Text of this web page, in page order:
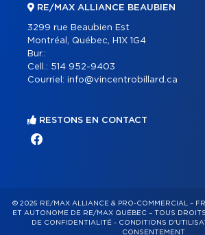
RE/MAX ALLIANCE BEAUBIEN
3299 rue Beaubien Est
Montréal, Québec, H1X 1G4
Bur.:
Cell.: 514 952-9403
Courriel: info@vincentrobillard.ca
RESTONS EN CONTACT
© 2026 RE/MAX ALLIANCE & PRO-COMMERCIAL –
ET AUTONOME DE RE/MAX QUÉBEC – TOUS
DE CONFIDENTIALITÉ- CONDITIONS
CONSENTEMENT